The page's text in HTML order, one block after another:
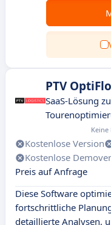
PTV
SaaS-Lösung
Kostenlose Version
Kostenlose
Preis auf Anfrage
Diese Software
fortschrittliche
detaillierte Analysen,